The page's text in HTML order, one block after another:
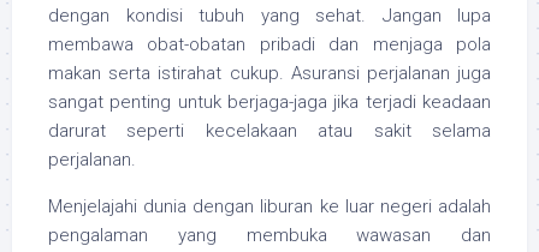
dengan kondisi tubuh yang sehat. Jangan lupa
membawa obat-obatan pribadi dan menjaga pola
makan serta istirahat cukup. Asuransi perjalanan juga
sangat penting untuk berjaga-jaga jika terjadi keadaan
darurat seperti kecelakaan atau sakit selama
perjalanan.
Menjelajahi dunia dengan liburan ke luar negeri adalah
pengalaman yang membuka wawasan dan